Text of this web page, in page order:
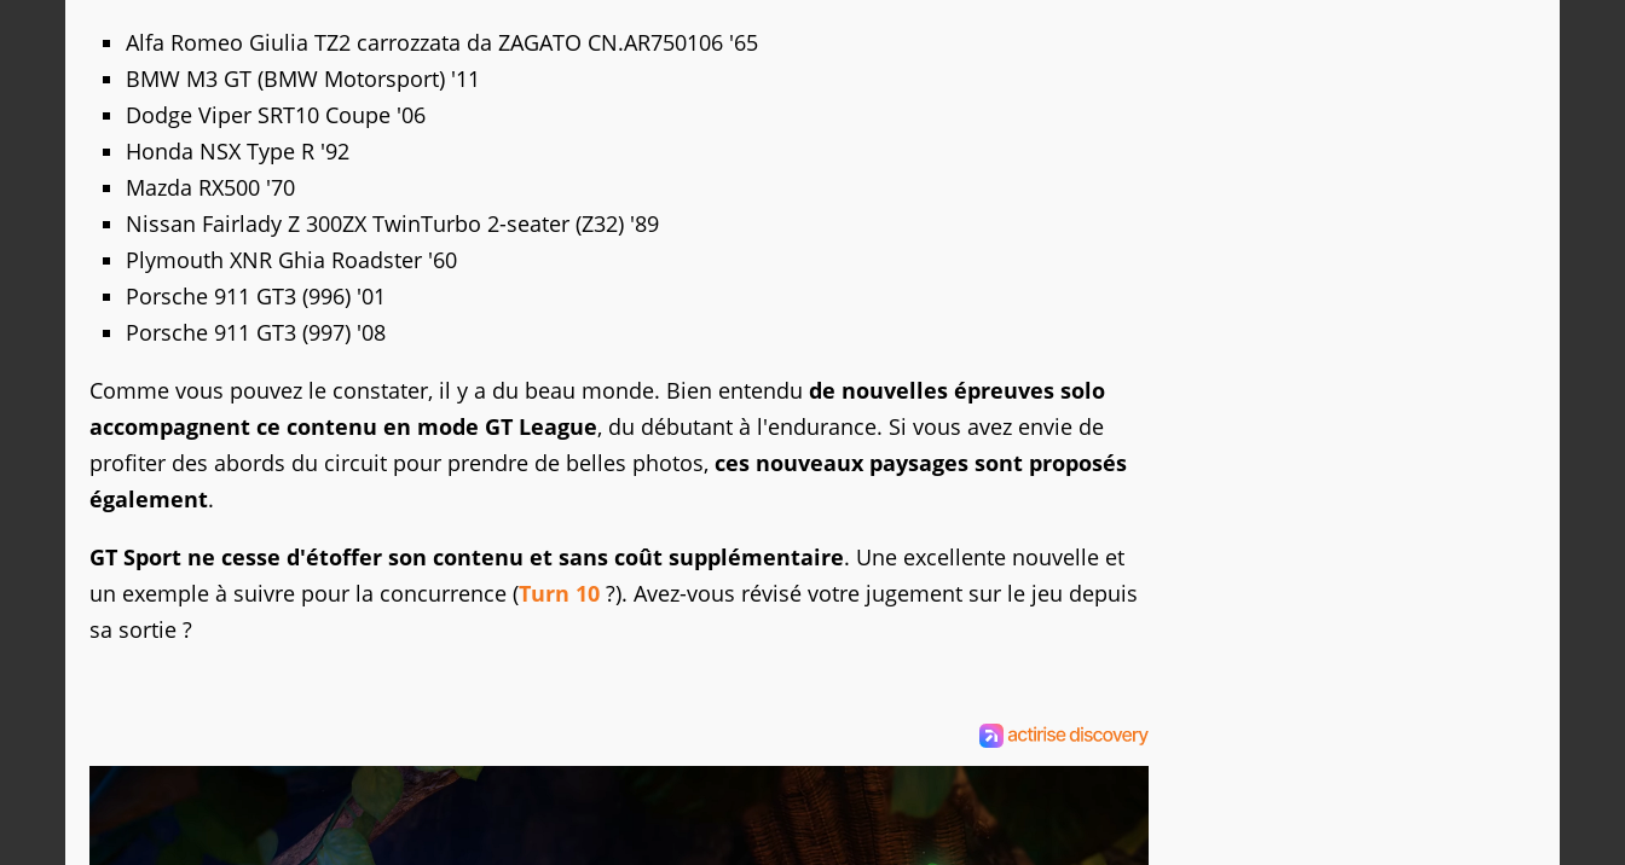
Alfa Romeo Giulia TZ2 carrozzata da ZAGATO CN.AR750106 '65
BMW M3 GT (BMW Motorsport) '11
Dodge Viper SRT10 Coupe '06
Honda NSX Type R '92
Mazda RX500 '70
Nissan Fairlady Z 300ZX TwinTurbo 2-seater (Z32) '89
Plymouth XNR Ghia Roadster '60
Porsche 911 GT3 (996) '01
Porsche 911 GT3 (997) '08
Comme vous pouvez le constater, il y a du beau monde. Bien entendu de nouvelles épreuves solo
accompagnent ce contenu en mode GT League, du débutant à l'endurance. Si vous avez envie de
profiter des abords du circuit pour prendre de belles photos, ces nouveaux paysages sont proposés
également.
GT Sport ne cesse d'étoffer son contenu et sans coût supplémentaire. Une excellente nouvelle et
un exemple à suivre pour la concurrence (Turn 10 ?). Avez-vous révisé votre jugement sur le jeu depuis
sa sortie ?